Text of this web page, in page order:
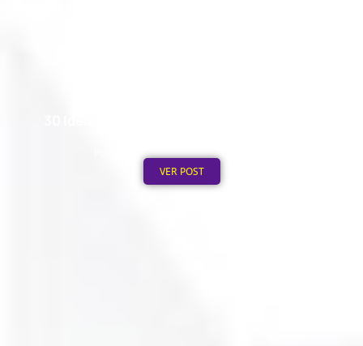
Publicado em: 2 de agosto de 2026
VER POST